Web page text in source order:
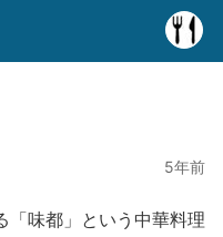
5年前
「味都」という中華料理